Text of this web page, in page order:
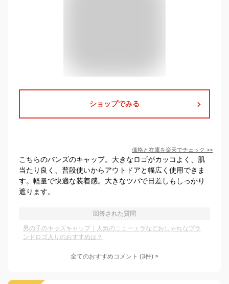
ショップでみる
価格と在庫を楽天でチェック >>
こちらのバンズのキャップ。大きなロゴがカッコよく、肌
当たり良く、普段使いからアウトドアと幅広く使用できま
す。軽量で快適な装着感。大きなツバで日差しもしっかり
遮ります。
回答された質問
男の子のキッズキャップ｜人気のニューエラなどおしゃれなブラ
ンドロゴ入りのおすすめは？
全てのおすすめコメント (3件) >